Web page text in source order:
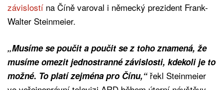
závislostí na Číně varoval i německý prezident Frank-
Walter Steinmeier.
„Musíme se poučit a poučit se z toho znamená, že
musíme omezit jednostranné závislosti, kdekoli je to
možné. To platí zejména pro Čínu,“ řekl Steinmeier